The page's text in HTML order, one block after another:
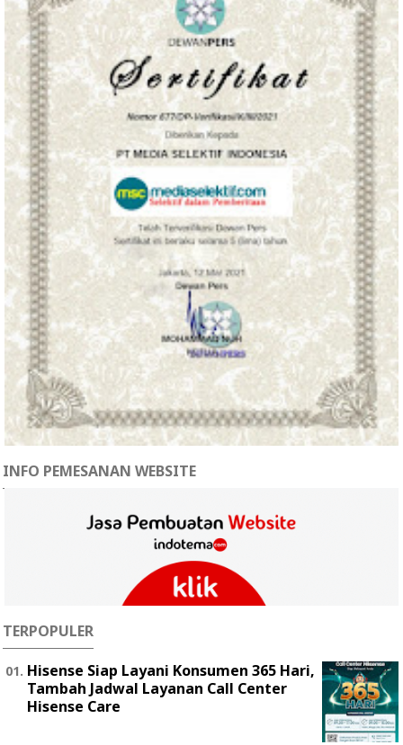
INFO PEMESANAN WEBSITE
TERPOPULER
Hisense Siap Layani Konsumen 365 Hari,
Tambah Jadwal Layanan Call Center
Hisense Care